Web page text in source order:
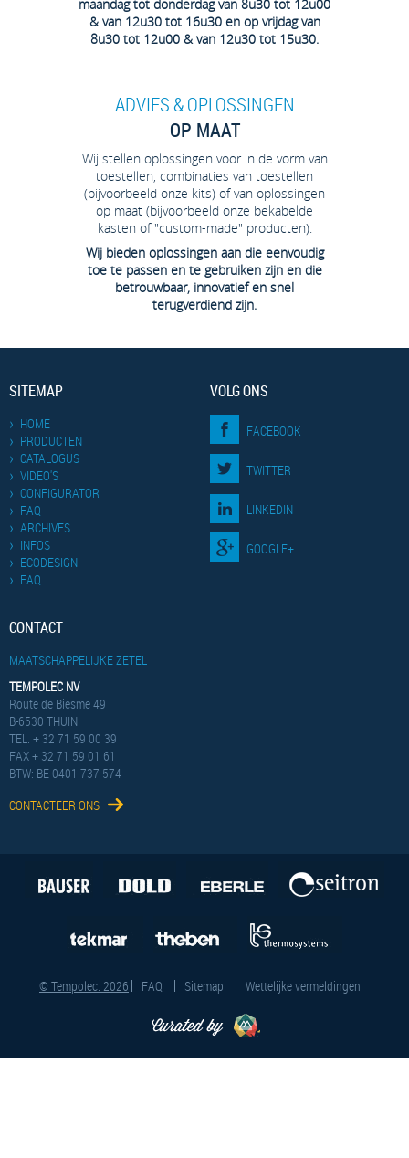
maandag tot donderdag van 8u30 tot 12u00
& van 12u30 tot 16u30 en op vrijdag van
8u30 tot 12u00 & van 12u30 tot 15u30.
ADVIES & OPLOSSINGEN
OP MAAT
Wij stellen oplossingen voor in de vorm van
toestellen, combinaties van toestellen
(bijvoorbeeld onze kits) of van oplossingen
op maat (bijvoorbeeld onze bekabelde
kasten of "custom-made" producten).
Wij bieden oplossingen aan die eenvoudig
toe te passen en te gebruiken zijn en die
betrouwbaar, innovatief en snel
terugverdiend zijn.
SITEMAP
HOME
PRODUCTEN
CATALOGUS
VIDEO'S
CONFIGURATOR
FAQ
ARCHIVES
INFOS
ECODESIGN
FAQ
VOLG ONS
FACEBOOK
TWITTER
LINKEDIN
GOOGLE+
CONTACT
MAATSCHAPPELIJKE ZETEL
TEMPOLEC NV
Route de Biesme 49
B-6530 THUIN
TEL. + 32 71 59 00 39
FAX + 32 71 59 01 61
BTW: BE 0401 737 574
CONTACTEER ONS
© Tempolec. 2026 FAQ Sitemap Wettelijke vermeldingen